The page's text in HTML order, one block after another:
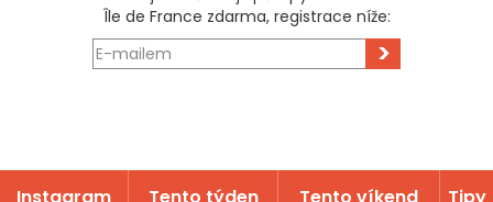
Île de France zdarma, registrace níže:
>